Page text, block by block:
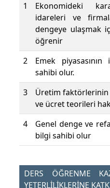
1
Ekonomideki
idareleri ve
dengeye ulaşmak
öğrenir
2
Emek
sahibi olur.
3
Üretim faktörlerinin
ve ücret teorileri
4
Genel denge ve
bilgi sahibi olur
DERS ÖĞRENME
YETERLİLİKLERİNE